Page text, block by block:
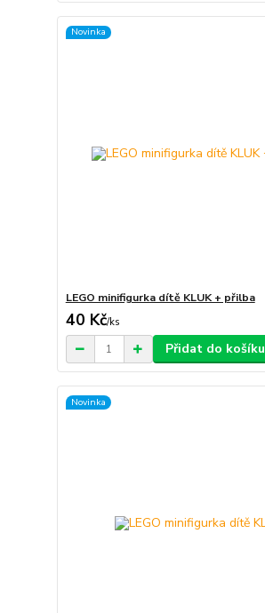
Novinka
LEGO minifigurka dítě KLUK + přilba
40 Kč/ks
Přidat do košíku
Novinka